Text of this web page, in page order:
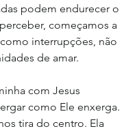
podem endurecer o
começamos a
interrupções, não
de amar.
com Jesus
como Ele enxerga.
tira do centro. Ela